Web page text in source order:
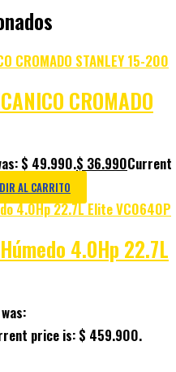
CROMADO
$ 49.990.$ 36.990Current
AL CARRITO
4.0Hp 22.7L
price is: $ 459.900.